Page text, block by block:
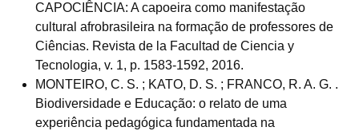
CAPOCIÊNCIA: A capoeira como manifestação
cultural afrobrasileira na formação de professores de
Ciências. Revista de la Facultad de Ciencia y
Tecnologia, v. 1, p. 1583-1592, 2016.
MONTEIRO, C. S. ; KATO, D. S. ; FRANCO, R. A. G. .
Biodiversidade e Educação: o relato de uma
experiência pedagógica fundamentada na